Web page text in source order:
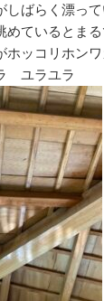
しばらく漂っ
めているとま
ホッコリホン
ユラユラ